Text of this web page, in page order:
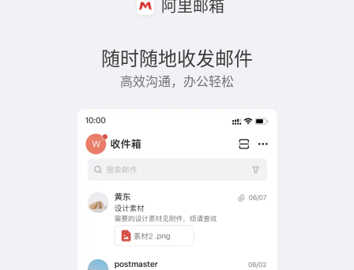
阿里邮箱
随时随地收发邮件
高效沟通，办公轻松